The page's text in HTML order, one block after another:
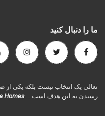
ما را دنبال کنید
تعالی یک انتخاب نیست بلکه یکی
رسیدن به این هدف است … Homes